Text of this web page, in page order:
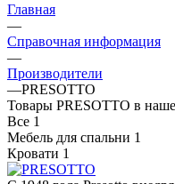
Главная
—
Справочная информация
—
Производители
—PRESOTTO
Товары PRESOTTO в
Все 1
Мебель для спальни 1
Кровати 1